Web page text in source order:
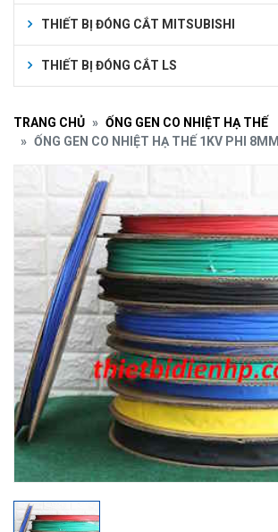
THIẾT BỊ ĐÓNG CẮT MITSUBISHI
THIẾT BỊ ĐÓNG CẮT LS
TRANG CHỦ
ỐNG GEN CO NHIỆT HẠ THẾ
ỐNG GEN CO NHIỆT HẠ THẾ 1KV PHI 8MM